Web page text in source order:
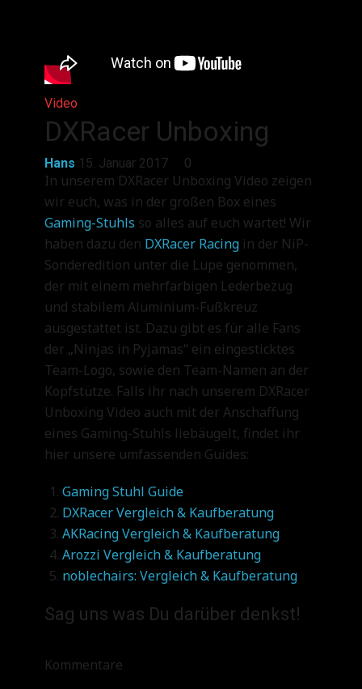
Video
DXRacer Unboxing
Hans 15. Januar 2017 0
In unserem DXRacer Unboxing Video zeigen
wir euch, was in der großen Box eines
Gaming-Stuhls so alles auf euch wartet! Wir
haben dazu den DXRacer Racing in der NiP-
Sonderedition unter die Lupe genommen,
der mit einem mehrfarbigen Lederbezug
und stabilem Aluminium-Fußkreuz
ausgestattet ist. Dazu gibt es für alle Fans
der „Ninjas in Pyjamas“ ein eingesticktes
Team-Logo, sowie den Team-Namen an der
Kopfstütze. Falls ihr nach unserem DXRacer
Unboxing Video auch mit der Anschaffung
eines Gaming-Stuhls liebäugelt, findet ihr
hier unsere umfassenden Guides:
Gaming Stuhl Guide
DXRacer Vergleich & Kaufberatung
AKRacing Vergleich & Kaufberatung
Arozzi Vergleich & Kaufberatung
noblechairs: Vergleich & Kaufberatung
Sag uns was Du darüber denkst!
Kommentare